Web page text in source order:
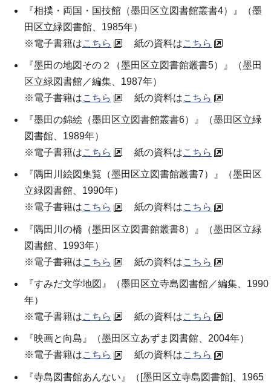
『相撲・両国・国技館（墨田区立図書館叢書4）』（墨
田区立緑図書館 、1985年）
※電子書籍はこちら 紙の資料はこちら
『墨田の地図その２（墨田区立図書館叢書5）』（墨田
区立緑図書館／編集 、1987年）
※電子書籍はこちら 紙の資料はこちら
『墨田の錦絵（墨田区立図書館叢書6）』（墨田区立緑
図書館 、1989年）
※電子書籍はこちら 紙の資料はこちら
『隅田川絵図集覧（墨田区立図書館叢書7）』（墨田区
立緑図書館、1990年）
※電子書籍はこちら 紙の資料はこちら
『隅田川の橋（墨田区立図書館叢書8）』（墨田区立緑
図書館 、1993年）
※電子書籍はこちら 紙の資料はこちら
『すみだ文学地図』（墨田区立寺島図書館／編集 、1990
年）
※電子書籍はこちら 紙の資料はこちら
『映画と向島』（墨田区立あずま図書館 、2004年）
※電子書籍はこちら 紙の資料はこちら
『寺島図書館あんない』（[墨田区立寺島図書館]、1965